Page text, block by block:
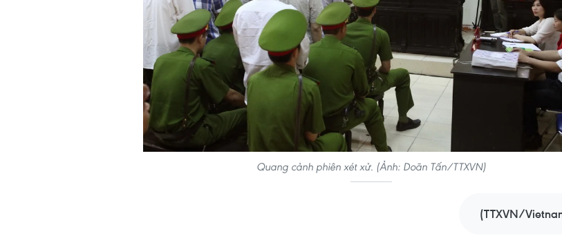
Quang cảnh phiên xét xử. (Ảnh: Doãn Tấn/TTXVN)
(TTXVN/